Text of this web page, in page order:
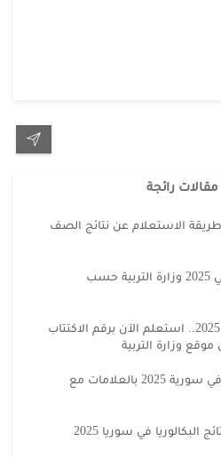
مقالات رائجة
طريقة الاستعلام عن نتائج الصف
رابط نتائج التعليم الاساسي 2025 وزارة التربية حسب
تحديث نتائج التاسع سوريا 2025.. استعلم الآن برقم الاكتتاب
وزارة التربية
ظهرت الآن.. نتائج التاسع في سورية 2025 بالعلامات مع
رابط نتائج الاعتراض علي نتائج البكالوريا في سوريا 2025